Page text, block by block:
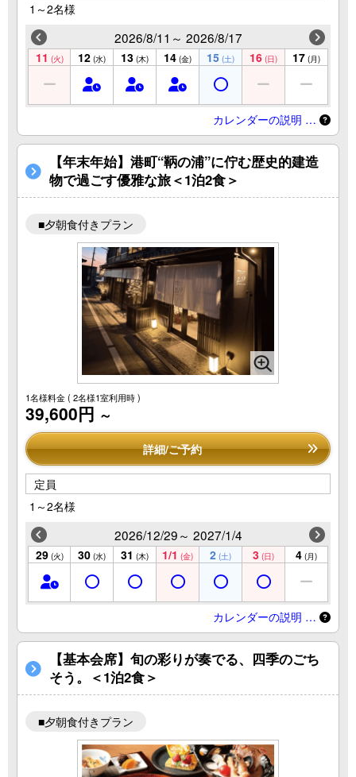
1～2名様
2026/8/11～ 2026/8/17
11 (火) 12 (水) 13 (木) 14 (金) 15 (土) 16 (日) 17 (月)
カレンダーの説明 …
【年末年始】港町“鞆の浦”に佇む歴史的建造
物で過ごす優雅な旅＜1泊2食＞
■夕朝食付きプラン
1名様料金( 2名様1室利用時 )
39,600円 ～
詳細/ご予約
定員
1～2名様
2026/12/29～ 2027/1/4
29 (火) 30 (水) 31 (木) 1/1 (金) 2 (土) 3 (日) 4 (月)
カレンダーの説明 …
【基本会席】旬の彩りが奏でる、四季のごち
そう。＜1泊2食＞
■夕朝食付きプラン